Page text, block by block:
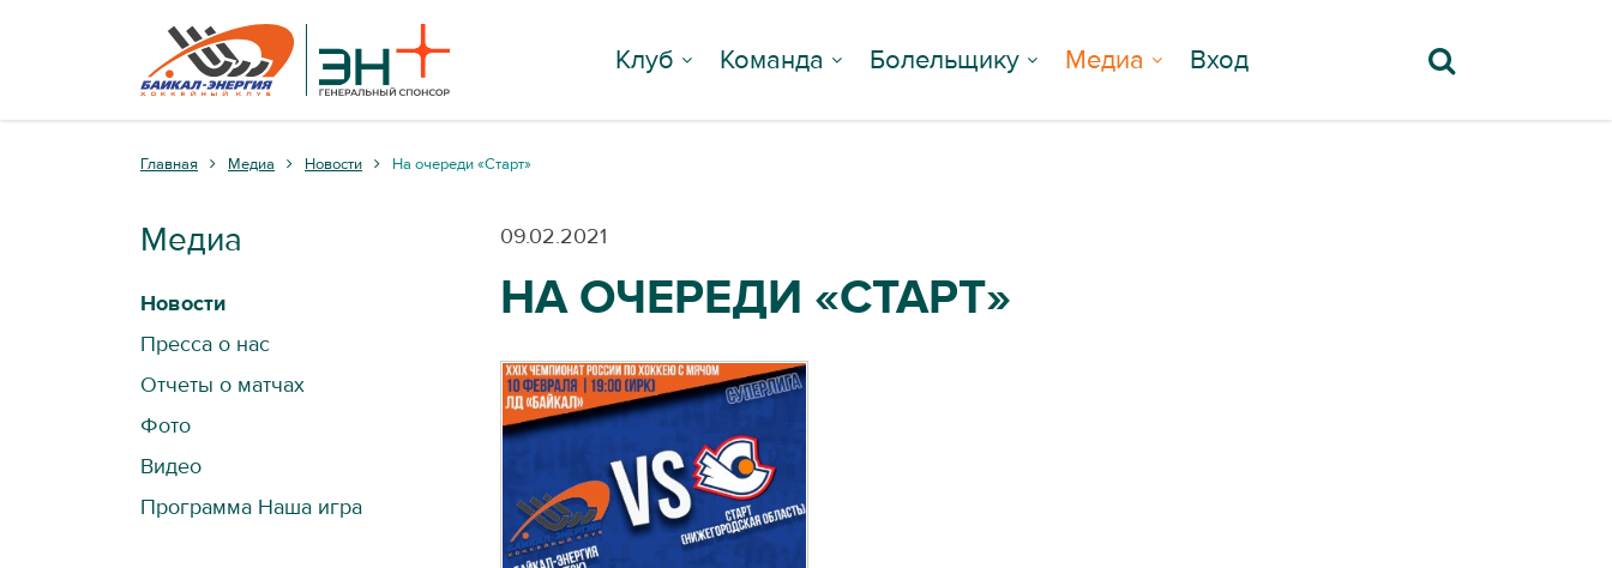
Клуб Команда Болельщику Медиа Вход
Главная Медиа Новости На очереди «Старт»
09.02.2021
НА ОЧЕРЕДИ «СТАРТ»
Медиа
Новости
Пресса о нас
Отчеты о матчах
Фото
Видео
Программа Наша игра